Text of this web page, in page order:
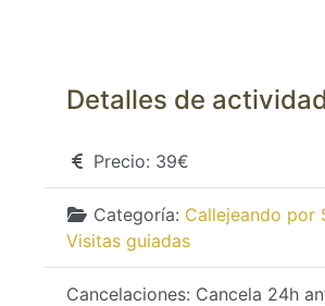
Detalles de actividad
Precio: 39€
Categoría: Callejeando por
Visitas guiadas
Cancelaciones: Cancela 24h